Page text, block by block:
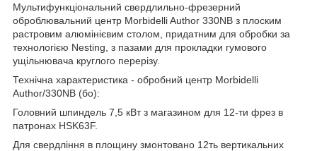
Мультифункціональний свердлильно-фрезерний
оброблювальний центр Morbidelli Author 330NB з плоским
растровим алюмінієвим столом, придатним для обробки за
технологією Nesting, з пазами для прокладки гумового
ущільнювача круглого перерізу.
Технічна характеристика - обробний центр Morbidelli
Author/330NB (бо):
Головний шпиндель 7,5 кВт з магазином для 12-ти фрез в
патронах HSK63F.
Для свердління в площину змонтовано 12ть вертикальних